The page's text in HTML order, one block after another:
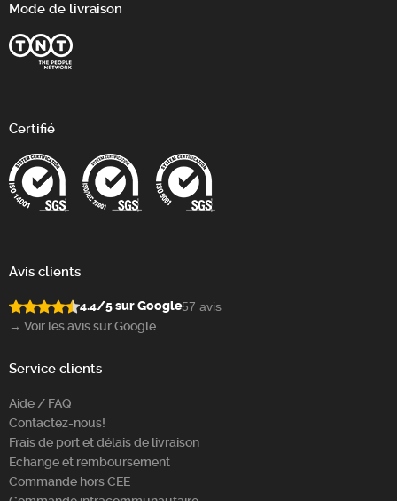
Mode de livraison
Certifié
Avis clients
4.4/5 sur Google57 avis
→ Voir les avis sur Google
Service clients
Aide / FAQ
Contactez-nous!
Frais de port et délais de livraison
Echange et remboursement
Commande hors CEE